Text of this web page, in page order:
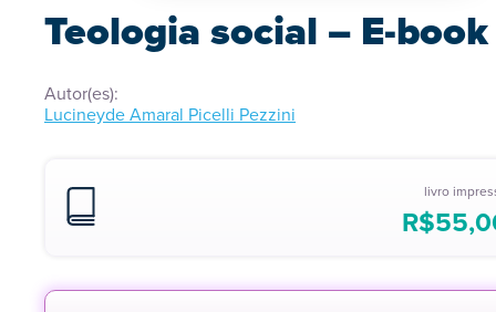
Teologia social – E-book
Autor(es):
Lucineyde Amaral Picelli Pezzini
livro
R$